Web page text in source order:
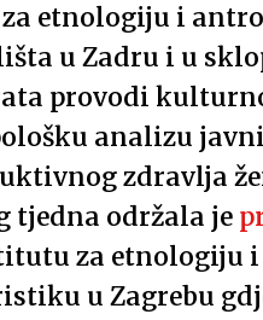
za etnologiju i
u Zadru i u
provodi
analizu
zdravlja
tjedna održala je
za etnologiju i
u Zagrebu